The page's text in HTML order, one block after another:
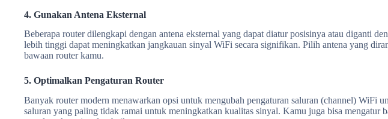
4. Gunakan Antena Eksternal
Beberapa router dilengkapi dengan antena eksternal yang dapat diatur posisinya atau diganti
lebih tinggi dapat meningkatkan jangkauan sinyal WiFi secara signifikan. Pilih antena yang
bawaan router kamu.
5. Optimalkan Pengaturan Router
Banyak router modern menawarkan opsi untuk mengubah pengaturan saluran (channel) WiFi
saluran yang paling tidak ramai untuk meningkatkan kualitas sinyal. Kamu juga bisa mengatur